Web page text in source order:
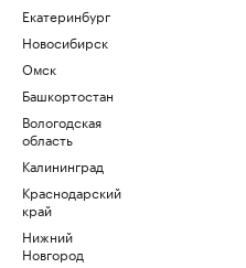
Екатеринбург
Новосибирск
Омск
Башкортостан
Вологодская
область
Калининград
Краснодарский
край
Нижний
Новгород